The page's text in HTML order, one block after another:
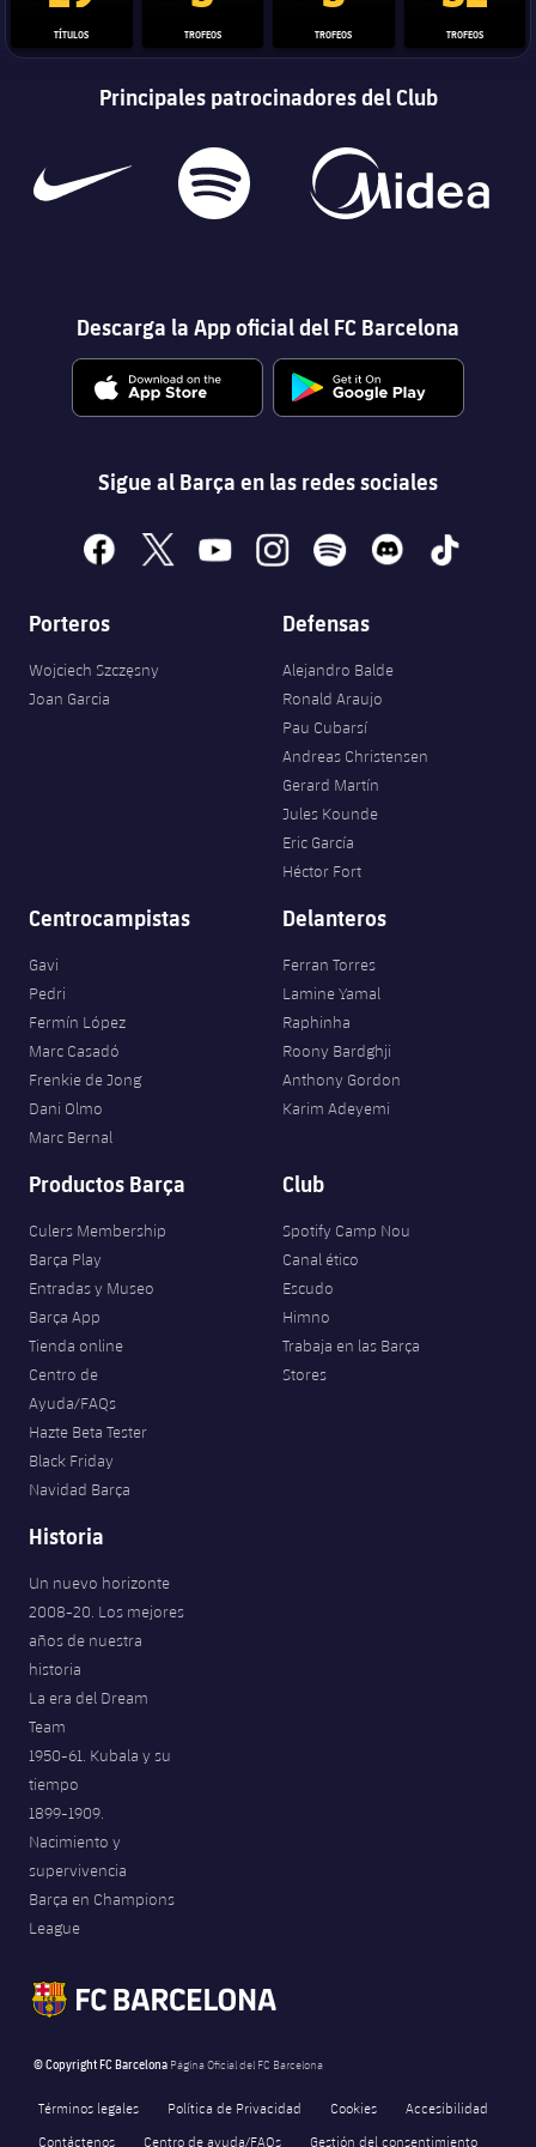
TÍTULOS TROFEOS TROFEOS TROFEOS
Principales patrocinadores del Club
Descarga la App oficial del FC Barcelona
Sigue al Barça en las redes sociales
facebook
x youtubeinstagramspotify discord tiktok
Porteros
Wojciech Szczęsny
Joan Garcia
Defensas
Alejandro Balde
Ronald Araujo
Pau Cubarsí
Andreas Christensen
Gerard Martín
Jules Kounde
Eric García
Héctor Fort
Centrocampistas
Gavi
Pedri
Fermín López
Marc Casadó
Frenkie de Jong
Dani Olmo
Marc Bernal
Delanteros
Ferran Torres
Lamine Yamal
Raphinha
Roony Bardghji
Anthony Gordon
Karim Adeyemi
Productos Barça
Culers Membership
Barça Play
Entradas y Museo
Barça App
Tienda online
Centro de
Ayuda/FAQs
Hazte Beta Tester
Black Friday
Navidad Barça
Club
Spotify Camp Nou
Canal ético
Escudo
Himno
Trabaja en las Barça
Stores
Historia
Un nuevo horizonte
2008-20. Los mejores
años de nuestra
historia
La era del Dream
Team
1950-61. Kubala y su
tiempo
1899-1909.
Nacimiento y
supervivencia
Barça en Champions
League
© Copyright FC Barcelona Página Oficial del FC Barcelona
Términos legales Política de Privacidad Cookies
Accesibilidad
Contáctenos
Centro de ayuda/FAQs Gestión del consentimiento